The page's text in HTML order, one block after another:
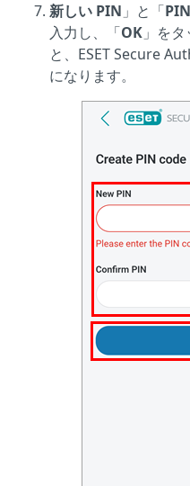
新しい PIN 」と「
入力し、「OK 」を
と、ESET Secure
になります。